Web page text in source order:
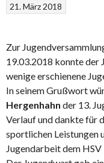
21. März 2018
Zur
19.03.2018 konnte der
wenige erschienene
In seinem Grußwort
Hergenhahn der 13.
Verlauf und dankte für
sportlichen Leistungen
Jugendarbeit dem